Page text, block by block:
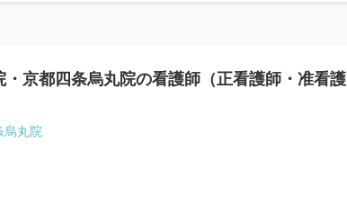
京都四条烏丸院の看護師（正看護師・准看護
烏丸院